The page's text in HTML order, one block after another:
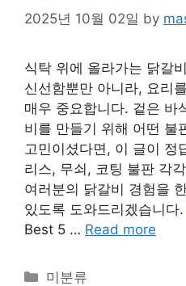
2025년 10월 02일 by
식탁 위에 올라가는 닭갈
신선함뿐만 아니라, 요리
매우 중요합니다. 겉은 바
비를 만들기 위해 어떤 불
고민이셨다면, 이 글이 정
리스, 무쇠, 코팅 불판 각
여러분의 닭갈비 경험을
있도록 도와드리겠습니다.
Best 5 … Read more
Categories
미분류